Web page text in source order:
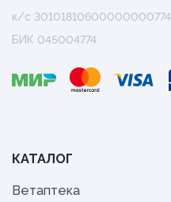
к/с 30101810600000000774
БИК 045004774
КАТАЛОГ
Ветаптека